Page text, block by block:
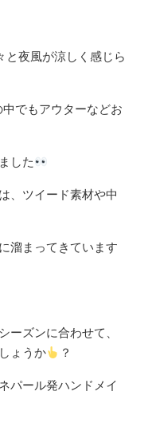
と夜風が涼しく感じら
でもアウターなどお
した
、ツイード素材や中
溜まってきています
ーズンに合わせて、
ょうか
？
パール発ハンドメイ